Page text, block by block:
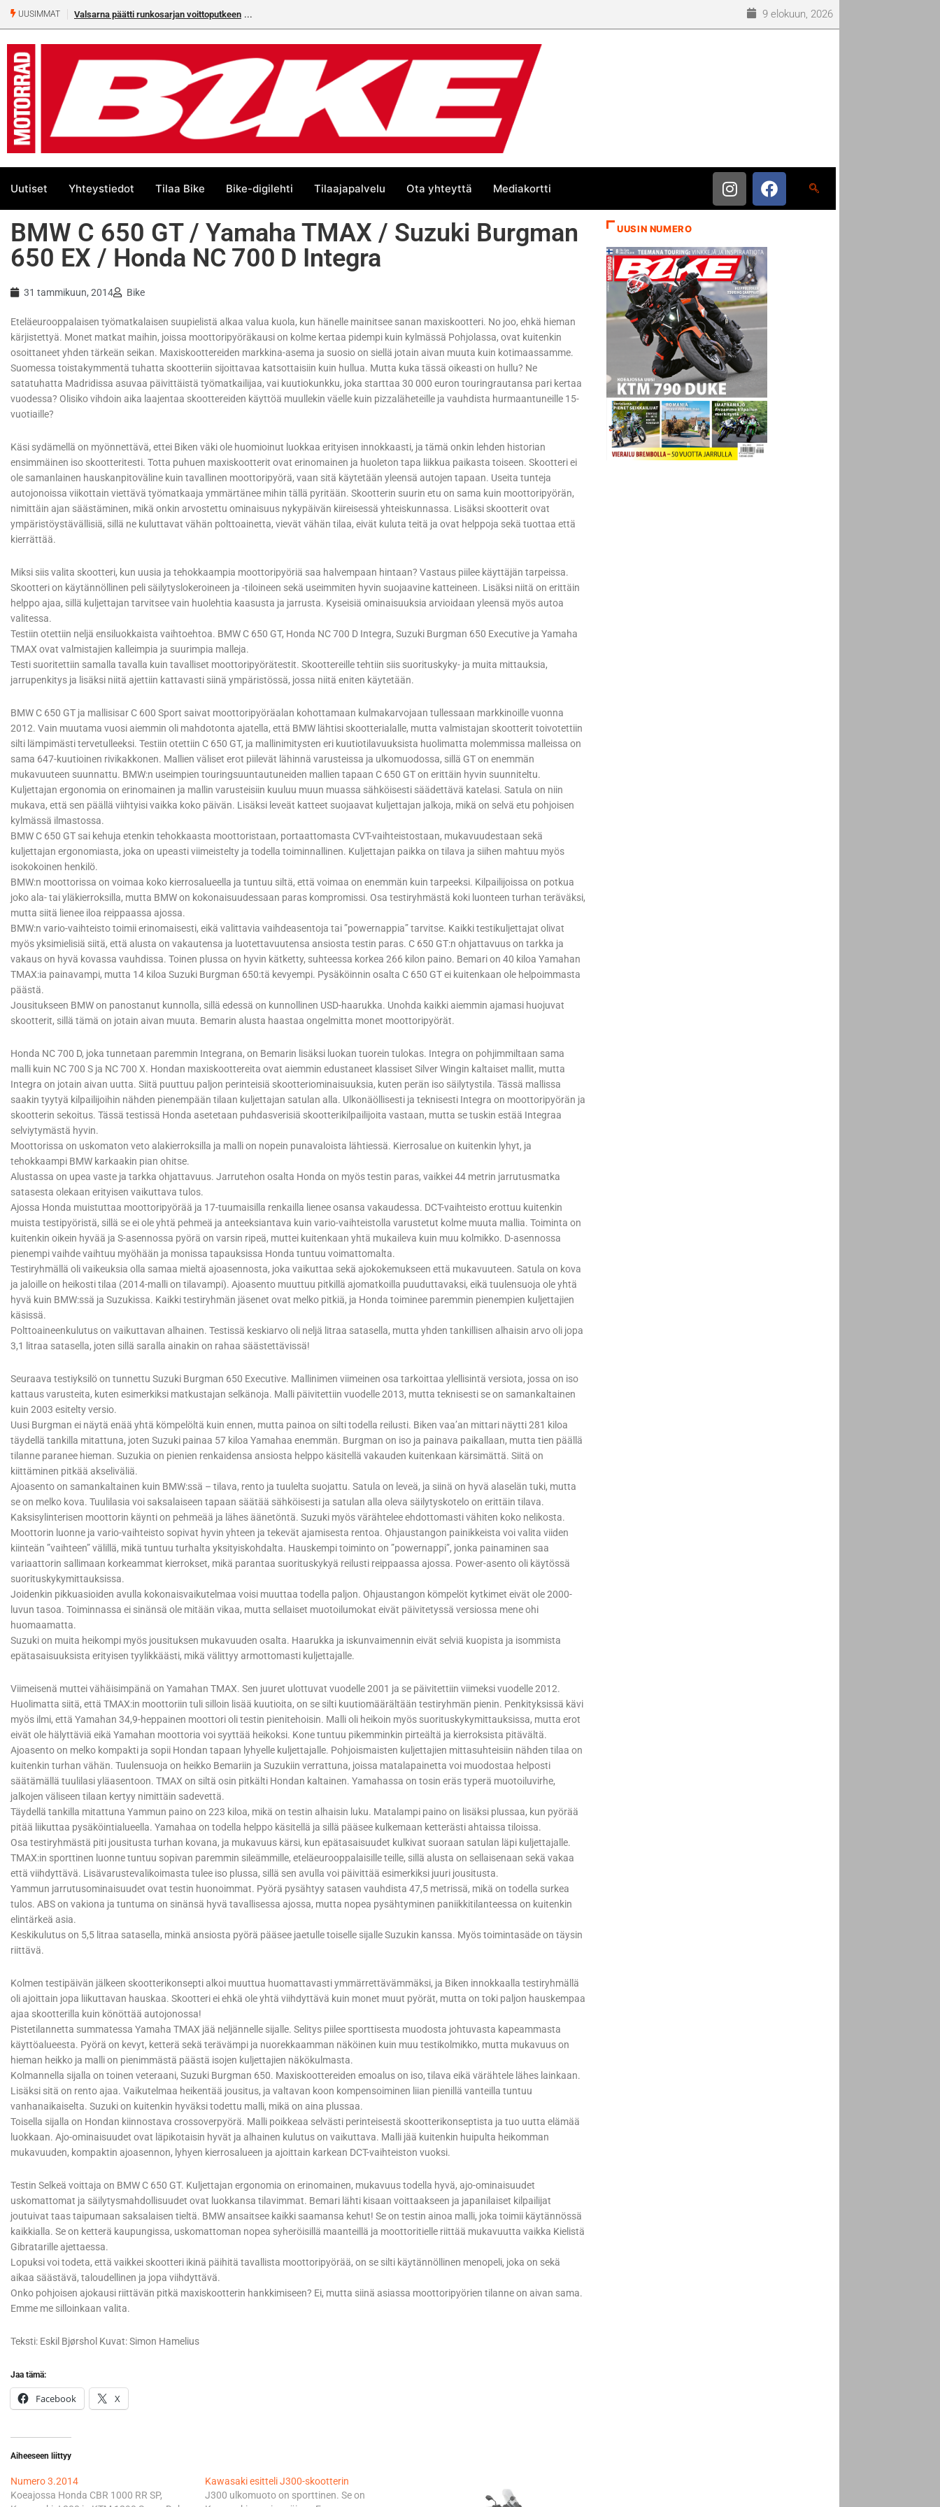
UUSIMMAT
voittoputkeen
Älä missaa tämän kesän suurta Bike-
numeroa!
9 elokuun, 2026
Uutiset Yhteystiedot Tilaa Bike Bike-digilehti Tilaajapalvelu Ota yhteyttä Mediakortti
BMW C 650 GT / Yamaha TMAX / Suzuki Burgman
650 EX / Honda NC 700 D Integra
31 tammikuun, 2014 Bike
Eteläeurooppalaisen työmatkalaisen suupielistä alkaa valua kuola, kun hänelle mainitsee sanan maxiskootteri. No joo, ehkä hieman
kärjistettyä. Monet matkat maihin, joissa moottoripyöräkausi on kolme kertaa pidempi kuin kylmässä Pohjolassa, ovat kuitenkin
osoittaneet yhden tärkeän seikan. Maxiskoottereiden markkina-asema ja suosio on siellä jotain aivan muuta kuin kotimaassamme.
Suomessa toistakymmentä tuhatta skootteriin sijoittavaa katsottaisiin kuin hullua. Mutta kuka tässä oikeasti on hullu? Ne
satatuhatta Madridissa asuvaa päivittäistä työmatkailijaa, vai kuutiokunkku, joka starttaa 30 000 euron touringrautansa pari kertaa
vuodessa? Olisiko vihdoin aika laajentaa skoottereiden käyttöä muullekin väelle kuin pizzaläheteille ja vauhdista hurmaantuneille 15-
vuotiaille?
Käsi sydämellä on myönnettävä, ettei Biken väki ole huomioinut luokkaa erityisen innokkaasti, ja tämä onkin lehden historian
ensimmäinen iso skootteritesti. Totta puhuen maxiskootterit ovat erinomainen ja huoleton tapa liikkua paikasta toiseen. Skootteri ei
ole samanlainen hauskanpitoväline kuin tavallinen moottoripyörä, vaan sitä käytetään yleensä autojen tapaan. Useita tunteja
autojonoissa viikottain viettävä työmatkaaja ymmärtänee mihin tällä pyritään. Skootterin suurin etu on sama kuin moottoripyörän,
nimittäin ajan säästäminen, mikä onkin arvostettu ominaisuus nykypäivän kiireisessä yhteiskunnassa. Lisäksi skootterit ovat
ympäristöystävällisiä, sillä ne kuluttavat vähän polttoainetta, vievät vähän tilaa, eivät kuluta teitä ja ovat helppoja sekä tuottaa että
kierrättää.
Miksi siis valita skootteri, kun uusia ja tehokkaampia moottoripyöriä saa halvempaan hintaan? Vastaus piilee käyttäjän tarpeissa.
Skootteri on käytännöllinen peli säilytyslokeroineen ja -tiloineen sekä useimmiten hyvin suojaavine katteineen. Lisäksi niitä on erittäin
helppo ajaa, sillä kuljettajan tarvitsee vain huolehtia kaasusta ja jarrusta. Kyseisiä ominaisuuksia arvioidaan yleensä myös autoa
valitessa.
Testiin otettiin neljä ensiluokkaista vaihtoehtoa. BMW C 650 GT, Honda NC 700 D Integra, Suzuki Burgman 650 Executive ja Yamaha
TMAX ovat valmistajien kalleimpia ja suurimpia malleja.
Testi suoritettiin samalla tavalla kuin tavalliset moottoripyörätestit. Skoottereille tehtiin siis suorituskyky- ja muita mittauksia,
jarrupenkitys ja lisäksi niitä ajettiin kattavasti siinä ympäristössä, jossa niitä eniten käytetään.
BMW C 650 GT ja mallisisar C 600 Sport saivat moottoripyöräalan kohottamaan kulmakarvojaan tullessaan markkinoille vuonna
2012. Vain muutama vuosi aiemmin oli mahdotonta ajatella, että BMW lähtisi skootterialalle, mutta valmistajan skootterit toivotettiin
silti lämpimästi tervetulleeksi. Testiin otettiin C 650 GT, ja mallinimitysten eri kuutiotilavuuksista huolimatta molemmissa malleissa on
sama 647-kuutioinen rivikakkonen. Mallien väliset erot piilevät lähinnä varusteissa ja ulkomuodossa, sillä GT on enemmän
mukavuuteen suunnattu. BMW:n useimpien touringsuuntautuneiden mallien tapaan C 650 GT on erittäin hyvin suunniteltu.
Kuljettajan ergonomia on erinomainen ja mallin varusteisiin kuuluu muun muassa sähköisesti säädettävä katelasi. Satula on niin
mukava, että sen päällä viihtyisi vaikka koko päivän. Lisäksi leveät katteet suojaavat kuljettajan jalkoja, mikä on selvä etu pohjoisen
kylmässä ilmastossa.
BMW C 650 GT sai kehuja etenkin tehokkaasta moottoristaan, portaattomasta CVT-vaihteistostaan, mukavuudestaan sekä
kuljettajan ergonomiasta, joka on upeasti viimeistelty ja todella toiminnallinen. Kuljettajan paikka on tilava ja siihen mahtuu myös
isokokoinen henkilö.
BMW:n moottorissa on voimaa koko kierrosalueella ja tuntuu siltä, että voimaa on enemmän kuin tarpeeksi. Kilpailijoissa on potkua
joko ala- tai yläkierroksilla, mutta BMW on kokonaisuudessaan paras kompromissi. Osa testiryhmästä koki luonteen turhan teräväksi,
mutta siitä lienee iloa reippaassa ajossa.
BMW:n vario-vaihteisto toimii erinomaisesti, eikä valittavia vaihdeasentoja tai ”powernappia” tarvitse. Kaikki testikuljettajat olivat
myös yksimielisiä siitä, että alusta on vakautensa ja luotettavuutensa ansiosta testin paras. C 650 GT:n ohjattavuus on tarkka ja
vakaus on hyvä kovassa vauhdissa. Toinen plussa on hyvin kätketty, suhteessa korkea 266 kilon paino. Bemari on 40 kiloa Yamahan
TMAX:ia painavampi, mutta 14 kiloa Suzuki Burgman 650:tä kevyempi. Pysäköinnin osalta C 650 GT ei kuitenkaan ole helpoimmasta
päästä.
Jousitukseen BMW on panostanut kunnolla, sillä edessä on kunnollinen USD-haarukka. Unohda kaikki aiemmin ajamasi huojuvat
skootterit, sillä tämä on jotain aivan muuta. Bemarin alusta haastaa ongelmitta monet moottoripyörät.
Honda NC 700 D, joka tunnetaan paremmin Integrana, on Bemarin lisäksi luokan tuorein tulokas. Integra on pohjimmiltaan sama
malli kuin NC 700 S ja NC 700 X. Hondan maxiskoottereita ovat aiemmin edustaneet klassiset Silver Wingin kaltaiset mallit, mutta
Integra on jotain aivan uutta. Siitä puuttuu paljon perinteisiä skootteriominaisuuksia, kuten perän iso säilytystila. Tässä mallissa
saakin tyytyä kilpailijoihin nähden pienempään tilaan kuljettajan satulan alla. Ulkonäöllisesti ja teknisesti Integra on moottoripyörän ja
skootterin sekoitus. Tässä testissä Honda asetetaan puhdasverisiä skootterikilpailijoita vastaan, mutta se tuskin estää Integraa
selviytymästä hyvin.
Moottorissa on uskomaton veto alakierroksilla ja malli on nopein punavaloista lähtiessä. Kierrosalue on kuitenkin lyhyt, ja
tehokkaampi BMW karkaakin pian ohitse.
Alustassa on upea vaste ja tarkka ohjattavuus. Jarrutehon osalta Honda on myös testin paras, vaikkei 44 metrin jarrutusmatka
satasesta olekaan erityisen vaikuttava tulos.
Ajossa Honda muistuttaa moottoripyörää ja 17-tuumaisilla renkailla lienee osansa vakaudessa. DCT-vaihteisto erottuu kuitenkin
muista testipyöristä, sillä se ei ole yhtä pehmeä ja anteeksiantava kuin vario-vaihteistolla varustetut kolme muuta mallia. Toiminta on
kuitenkin oikein hyvää ja S-asennossa pyörä on varsin ripeä, muttei kuitenkaan yhtä mukaileva kuin muu kolmikko. D-asennossa
pienempi vaihde vaihtuu myöhään ja monissa tapauksissa Honda tuntuu voimattomalta.
Testiryhmällä oli vaikeuksia olla samaa mieltä ajoasennosta, joka vaikuttaa sekä ajokokemukseen että mukavuuteen. Satula on kova
ja jaloille on heikosti tilaa (2014-malli on tilavampi). Ajoasento muuttuu pitkillä ajomatkoilla puuduttavaksi, eikä tuulensuoja ole yhtä
hyvä kuin BMW:ssä ja Suzukissa. Kaikki testiryhmän jäsenet ovat melko pitkiä, ja Honda toiminee paremmin pienempien kuljettajien
käsissä.
Polttoaineenkulutus on vaikuttavan alhainen. Testissä keskiarvo oli neljä litraa satasella, mutta yhden tankillisen alhaisin arvo oli jopa
3,1 litraa satasella, joten sillä saralla ainakin on rahaa säästettävissä!
Seuraava testiyksilö on tunnettu Suzuki Burgman 650 Executive. Mallinimen viimeinen osa tarkoittaa ylellisintä versiota, jossa on iso
kattaus varusteita, kuten esimerkiksi matkustajan selkänoja. Malli päivitettiin vuodelle 2013, mutta teknisesti se on samankaltainen
kuin 2003 esitelty versio.
Uusi Burgman ei näytä enää yhtä kömpelöltä kuin ennen, mutta painoa on silti todella reilusti. Biken vaa’an mittari näytti 281 kiloa
täydellä tankilla mitattuna, joten Suzuki painaa 57 kiloa Yamahaa enemmän. Burgman on iso ja painava paikallaan, mutta tien päällä
tilanne paranee hieman. Suzukia on pienien renkaidensa ansiosta helppo käsitellä vakauden kuitenkaan kärsimättä. Siitä on
kiittäminen pitkää akseliväliä.
Ajoasento on samankaltainen kuin BMW:ssä – tilava, rento ja tuulelta suojattu. Satula on leveä, ja siinä on hyvä alaselän tuki, mutta
se on melko kova. Tuulilasia voi saksalaiseen tapaan säätää sähköisesti ja satulan alla oleva säilytyskotelo on erittäin tilava.
Kaksisylinterisen moottorin käynti on pehmeää ja lähes äänetöntä. Suzuki myös värähtelee ehdottomasti vähiten koko nelikosta.
Moottorin luonne ja vario-vaihteisto sopivat hyvin yhteen ja tekevät ajamisesta rentoa. Ohjaustangon painikkeista voi valita viiden
kiinteän ”vaihteen” välillä, mikä tuntuu turhalta yksityiskohdalta. Hauskempi toiminto on ”powernappi”, jonka painaminen saa
variaattorin sallimaan korkeammat kierrokset, mikä parantaa suorituskykyä reilusti reippaassa ajossa. Power-asento oli käytössä
suorituskykymittauksissa.
Joidenkin pikkuasioiden avulla kokonaisvaikutelmaa voisi muuttaa todella paljon. Ohjaustangon kömpelöt kytkimet eivät ole 2000-
luvun tasoa. Toiminnassa ei sinänsä ole mitään vikaa, mutta sellaiset muotoilumokat eivät päivitetyssä versiossa mene ohi
huomaamatta.
Suzuki on muita heikompi myös jousituksen mukavuuden osalta. Haarukka ja iskunvaimennin eivät selviä kuopista ja isommista
epätasaisuuksista erityisen tyylikkäästi, mikä välittyy armottomasti kuljettajalle.
Viimeisenä muttei vähäisimpänä on Yamahan TMAX. Sen juuret ulottuvat vuodelle 2001 ja se päivitettiin viimeksi vuodelle 2012.
Huolimatta siitä, että TMAX:in moottoriin tuli silloin lisää kuutioita, on se silti kuutiomäärältään testiryhmän pienin. Penkityksissä kävi
myös ilmi, että Yamahan 34,9-heppainen moottori oli testin pienitehoisin. Malli oli heikoin myös suorituskykymittauksissa, mutta erot
eivät ole hälyttäviä eikä Yamahan moottoria voi syyttää heikoksi. Kone tuntuu pikemminkin pirteältä ja kierroksista pitävältä.
Ajoasento on melko kompakti ja sopii Hondan tapaan lyhyelle kuljettajalle. Pohjoismaisten kuljettajien mittasuhteisiin nähden tilaa on
kuitenkin turhan vähän. Tuulensuoja on heikko Bemariin ja Suzukiin verrattuna, joissa matalapainetta voi muodostaa helposti
säätämällä tuulilasi yläasentoon. TMAX on siltä osin pitkälti Hondan kaltainen. Yamahassa on tosin eräs typerä muotoiluvirhe,
jalkojen väliseen tilaan kertyy nimittäin sadevettä.
Täydellä tankilla mitattuna Yammun paino on 223 kiloa, mikä on testin alhaisin luku. Matalampi paino on lisäksi plussaa, kun pyörää
pitää liikuttaa pysäköintialueella. Yamahaa on todella helppo käsitellä ja sillä pääsee kulkemaan ketterästi ahtaissa tiloissa.
Osa testiryhmästä piti jousitusta turhan kovana, ja mukavuus kärsi, kun epätasaisuudet kulkivat suoraan satulan läpi kuljettajalle.
TMAX:in sporttinen luonne tuntuu sopivan paremmin sileämmille, eteläeurooppalaisille teille, sillä alusta on sellaisenaan sekä vakaa
että viihdyttävä. Lisävarustevalikoimasta tulee iso plussa, sillä sen avulla voi päivittää esimerkiksi juuri jousitusta.
Yammun jarrutusominaisuudet ovat testin huonoimmat. Pyörä pysähtyy satasen vauhdista 47,5 metrissä, mikä on todella surkea
tulos. ABS on vakiona ja tuntuma on sinänsä hyvä tavallisessa ajossa, mutta nopea pysähtyminen paniikkitilanteessa on kuitenkin
elintärkeä asia.
Keskikulutus on 5,5 litraa satasella, minkä ansiosta pyörä pääsee jaetulle toiselle sijalle Suzukin kanssa. Myös toimintasäde on täysin
riittävä.
Kolmen testipäivän jälkeen skootterikonsepti alkoi muuttua huomattavasti ymmärrettävämmäksi, ja Biken innokkaalla testiryhmällä
oli ajoittain jopa liikuttavan hauskaa. Skootteri ei ehkä ole yhtä viihdyttävä kuin monet muut pyörät, mutta on toki paljon hauskempaa
ajaa skootterilla kuin könöttää autojonossa!
Pistetilannetta summatessa Yamaha TMAX jää neljännelle sijalle. Selitys piilee sporttisesta muodosta johtuvasta kapeammasta
käyttöalueesta. Pyörä on kevyt, ketterä sekä terävämpi ja nuorekkaamman näköinen kuin muu testikolmikko, mutta mukavuus on
hieman heikko ja malli on pienimmästä päästä isojen kuljettajien näkökulmasta.
Kolmannella sijalla on toinen veteraani, Suzuki Burgman 650. Maxiskoottereiden emoalus on iso, tilava eikä värähtele lähes lainkaan.
Lisäksi sitä on rento ajaa. Vaikutelmaa heikentää jousitus, ja valtavan koon kompensoiminen liian pienillä vanteilla tuntuu
vanhanaikaiselta. Suzuki on kuitenkin hyväksi todettu malli, mikä on aina plussaa.
Toisella sijalla on Hondan kiinnostava crossoverpyörä. Malli poikkeaa selvästi perinteisestä skootterikonseptista ja tuo uutta elämää
luokkaan. Ajo-ominaisuudet ovat läpikotaisin hyvät ja alhainen kulutus on vaikuttava. Malli jää kuitenkin huipulta heikomman
mukavuuden, kompaktin ajoasennon, lyhyen kierrosalueen ja ajoittain karkean DCT-vaihteiston vuoksi.
Testin Selkeä voittaja on BMW C 650 GT. Kuljettajan ergonomia on erinomainen, mukavuus todella hyvä, ajo-ominaisuudet
uskomattomat ja säilytysmahdollisuudet ovat luokkansa tilavimmat. Bemari lähti kisaan voittaakseen ja japanilaiset kilpailijat
joutuivat taas taipumaan saksalaisen tieltä. BMW ansaitsee kaikki saamansa kehut! Se on testin ainoa malli, joka toimii käytännössä
kaikkialla. Se on ketterä kaupungissa, uskomattoman nopea syheröisillä maanteillä ja moottoritielle riittää mukavuutta vaikka Kielistä
Gibratarille ajettaessa.
Lopuksi voi todeta, että vaikkei skootteri ikinä päihitä tavallista moottoripyörää, on se silti käytännöllinen menopeli, joka on sekä
aikaa säästävä, taloudellinen ja jopa viihdyttävä.
Onko pohjoisen ajokausi riittävän pitkä maxiskootterin hankkimiseen? Ei, mutta siinä asiassa moottoripyörien tilanne on aivan sama.
Emme me silloinkaan valita.
Teksti: Eskil Bjørshol Kuvat: Simon Hamelius
Jaa tämä:
Facebook X
Aiheeseen liittyy
Numero 3.2014
Koeajossa Honda CBR 1000 RR SP,
Kawasaki esitteli J300-skootterin
J300 ulkomuoto on sporttinen. Se on
UUSIN NUMERO